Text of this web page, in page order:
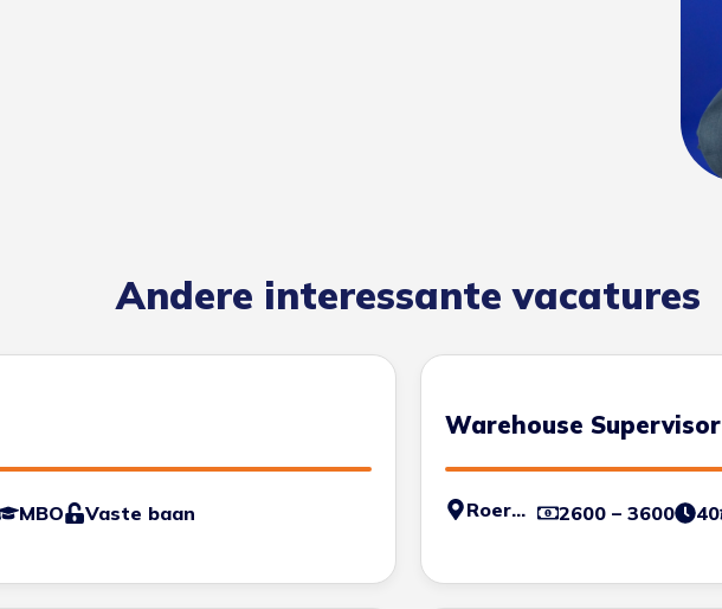
Andere interessante vacatures
MBO Vaste baan
Warehouse Supervisor
Roermond 2600 – 3600 40